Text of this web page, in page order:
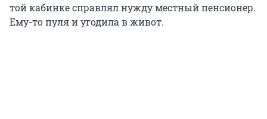
той кабинке справлял нужду местный пенсионер.
Ему-то пуля и угодила в живот.